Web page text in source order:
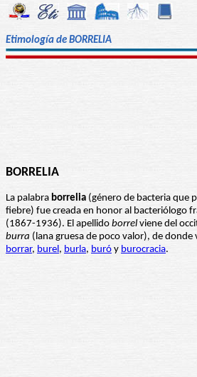
Etimología de BORRELIA
BORRELIA
La palabra borrelia (género de bacteria que
fiebre) fue creada en honor al bacteriólogo
(1867-1936). El apellido borrel viene del
burra (lana gruesa de poco valor), de donde
borrar, burel, burla, buró y burocracia.